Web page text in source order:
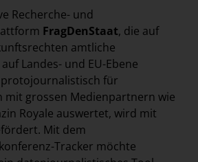
Recherche- und
FragDenStaat, die auf
amtliche
Landes- und EU-Ebene
für
mit grossen Medienpartnern wie
Royale auswertet, wird mit
Mit dem
Tracker möchte